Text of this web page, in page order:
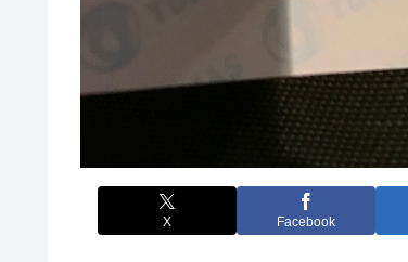
X Facebook